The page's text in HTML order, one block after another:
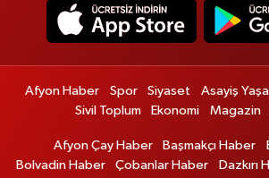
Afyon Haber Spor Siyaset Asayiş
Sivil Toplum
Ekonomi Magazin
Afyon Çay Haber Başmakçı Haber
Bolvadin Haber
Çobanlar Haber Dazkırı